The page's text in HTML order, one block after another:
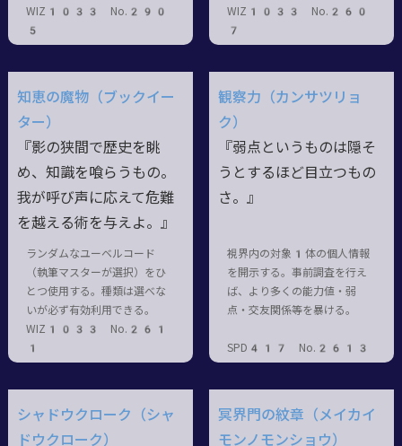
WIZ1033 No.290
5
WIZ1033 No.260
7
知恵の魔物（ブックイー
ター）
『影の狭間で歴史を眺
め、知識を喰らうもの。
我が呼び声に応えて危難
を越える術を与えよ。』
ランダムなユーベルコード
（執筆マスターが選択）をひ
とつ使用する。種類は選べな
いが必ず有効利用できる。
WIZ1033 No.261
1
観察力（カンサツリョ
ク）
『弱点というものは隠そ
うとするほど目立つもの
さ。』
視界内の対象1体の個人情報
を開示する。事前調査を行え
ば、より多くの能力値・弱
点・交友関係等を暴ける。
SPD417 No.2613
シャドウクローク（シャ
ドウクローク）
冥界門の紋章（メイカイ
モンノモンショウ）